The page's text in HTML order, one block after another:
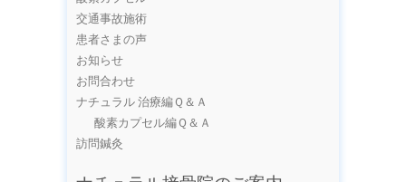
交通事故施術
患者さまの声
お知らせ
お問合わせ
ナチュラル 治療編Ｑ＆Ａ
酸素カプセル編Ｑ＆Ａ
訪問鍼灸